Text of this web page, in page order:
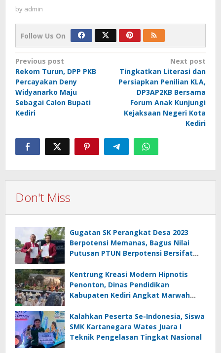
by admin
Follow Us On
Post
navigation
Previous post
Rekom Turun, DPP PKB
Percayakan Deny
Widyanarko Maju
Sebagai Calon Bupati
Kediri
Next post
Tingkatkan Literasi dan
Persiapkan Penilian KLA,
DP3AP2KB Bersama
Forum Anak Kunjungi
Kejaksaan Negeri Kota
Kediri
Don't Miss
Gugatan SK Perangkat Desa 2023
Berpotensi Memanas, Bagus Nilai
Putusan PTUN Berpotensi Bersifat
Kentrung Kreasi Modern Hipnotis
Penonton, Dinas Pendidikan
Kabupaten Kediri Angkat Marwah
Kalahkan Peserta Se-Indonesia, Siswa
SMK Kartanegara Wates Juara I
Teknik Pengelasan Tingkat Nasional